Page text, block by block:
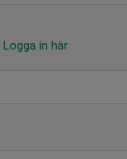
Logga in här